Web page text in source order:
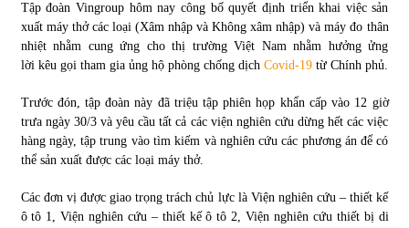
Tự doanh ngày 3.6.2022: CTCK mua ròng 28,7 tỷ đồng
06/06/2022
Top 10 tỷ phú giàu nhất thế giới – Bảng xếp hạng 2022
31/05/2022
31/05/2022
Tập đoàn Vingroup hôm nay công bố quyết định triển khai việc sản
xuất máy thở các loại (Xâm nhập và Không xâm nhập) và máy đo thân
nhiệt nhằm cung ứng cho thị trường Việt Nam nhằm hưởng ửng
lời kêu gọi tham gia ủng hộ phòng chống dịch Covid-19từ Chính phủ.
Trước đón, tập đoàn này đã triệu tập phiên họp khẩn cấp vào 12 giờ
trưa ngày 30/3 và yêu cầu tất cả các viện nghiên cứu dừng hết các việc
hàng ngày, tập trung vào tìm kiếm và nghiên cứu các phương án để có
thể sản xuất được các loại máy thở.
Các đơn vị được giao trọng trách chủ lực là Viện nghiên cứu – thiết kế
ô tô 1, Viện nghiên cứu – thiết kế ô tô 2, Viện nghiên cứu thiết bị di